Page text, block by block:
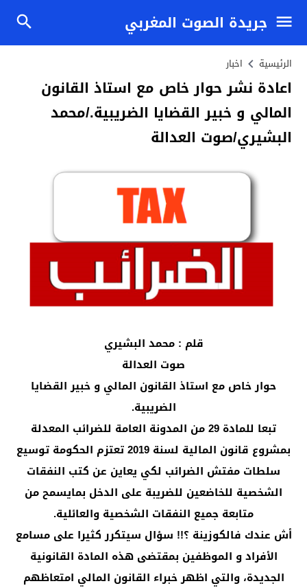
جريدة الصوت المغربي
الرئيسية اخبار
اعادة نشر حوار خاص مع استاذ القانون
المالي و خبير القضايا الضريبية./محمد
البشيري/صوت العدالة
قلم : محمد البشيري
صوت العدالة
حوار خاص مع استاذ القانون المالي و خبير القضايا
الضريبية.
تبعا للمادة 29 من المدونة العامة للضرائب المعدلة
بمشروع قانون المالية لسنة 2019 تعتزم الحكومة توسيع
سلطات مفتش الضرائب لكي يعاين عن كتب النفقات
الشخصية للخاضعين للضريبة على الدخل بمايسمح من
متابعة جميع النفقات الشخصية والعائلية.
أش عندك فالكوزينة ؟!! سؤال سيتكرر كثيرا على مسامع
الأفراد و الموظفين بمقتضى هذه المادة القانونية
الجديدة، والتي اظهر خبراء القانون المالي امتعاظهم